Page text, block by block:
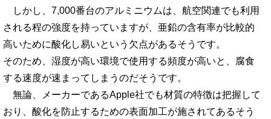
しかし、7,000番台のアルミニウムは、航空関連でも利用
される程の強度を持っていますが、亜鉛の含有率が比較的
高いために酸化し易いという欠点があるそうです。
そのため、湿度が高い環境で使用する頻度が高いと、腐食
する速度が速まってしまうのだそうです。
無論、メーカーであるApple社でも材質の特徴は把握して
おり、酸化を防止するための表面加工が施されてあるそう